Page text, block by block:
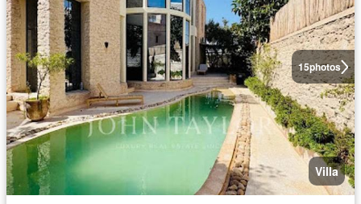
15photos
Villa